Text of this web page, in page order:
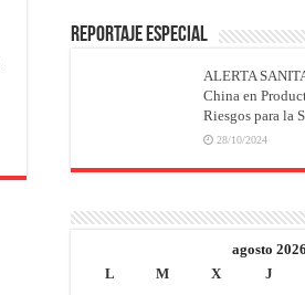
REPORTAJE ESPECIAL
ALERTA
China en
Riesgos para la
28/10/2024
agosto 2026
L
M X J